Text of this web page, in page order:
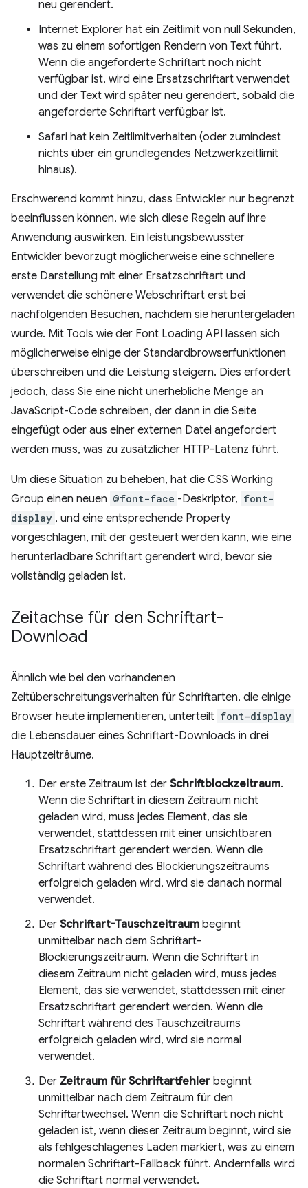
neu gerendert.
Internet Explorer hat ein Zeitlimit von null Sekunden,
was zu einem sofortigen Rendern von Text führt.
Wenn die angeforderte Schriftart noch nicht
verfügbar ist, wird eine Ersatzschriftart verwendet
und der Text wird später neu gerendert, sobald die
angeforderte Schriftart verfügbar ist.
Safari hat kein Zeitlimitverhalten (oder zumindest
nichts über ein grundlegendes Netzwerkzeitlimit
hinaus).
Erschwerend kommt hinzu, dass Entwickler nur begrenzt
beeinflussen können, wie sich diese Regeln auf ihre
Anwendung auswirken. Ein leistungsbewusster
Entwickler bevorzugt möglicherweise eine schnellere
erste Darstellung mit einer Ersatzschriftart und
verwendet die schönere Webschriftart erst bei
nachfolgenden Besuchen, nachdem sie heruntergeladen
wurde. Mit Tools wie der Font Loading API lassen sich
möglicherweise einige der Standardbrowserfunktionen
überschreiben und die Leistung steigern. Dies erfordert
jedoch, dass Sie eine nicht unerhebliche Menge an
JavaScript-Code schreiben, der dann in die Seite
eingefügt oder aus einer externen Datei angefordert
werden muss, was zu zusätzlicher HTTP-Latenz führt.
Um diese Situation zu beheben, hat die CSS Working
Group einen neuen @font-face -Deskriptor, font-
display , und eine entsprechende Property
vorgeschlagen, mit der gesteuert werden kann, wie eine
herunterladbare Schriftart gerendert wird, bevor sie
vollständig geladen ist.
Zeitachse für den Schriftart-
Download
Ähnlich wie bei den vorhandenen
Zeitüberschreitungsverhalten für Schriftarten, die einige
Browser heute implementieren, unterteilt font-display
die Lebensdauer eines Schriftart-Downloads in drei
Hauptzeiträume.
Der erste Zeitraum ist der Schriftblockzeitraum.
Wenn die Schriftart in diesem Zeitraum nicht
geladen wird, muss jedes Element, das sie
verwendet, stattdessen mit einer unsichtbaren
Ersatzschriftart gerendert werden. Wenn die
Schriftart während des Blockierungszeitraums
erfolgreich geladen wird, wird sie danach normal
verwendet.
Der Schriftart-Tauschzeitraum beginnt
unmittelbar nach dem Schriftart-
Blockierungszeitraum. Wenn die Schriftart in
diesem Zeitraum nicht geladen wird, muss jedes
Element, das sie verwendet, stattdessen mit einer
Ersatzschriftart gerendert werden. Wenn die
Schriftart während des Tauschzeitraums
erfolgreich geladen wird, wird sie normal
verwendet.
Der Zeitraum für Schriftartfehler beginnt
unmittelbar nach dem Zeitraum für den
Schriftartwechsel. Wenn die Schriftart noch nicht
geladen ist, wenn dieser Zeitraum beginnt, wird sie
als fehlgeschlagenes Laden markiert, was zu einem
normalen Schriftart-Fallback führt. Andernfalls wird
die Schriftart normal verwendet.